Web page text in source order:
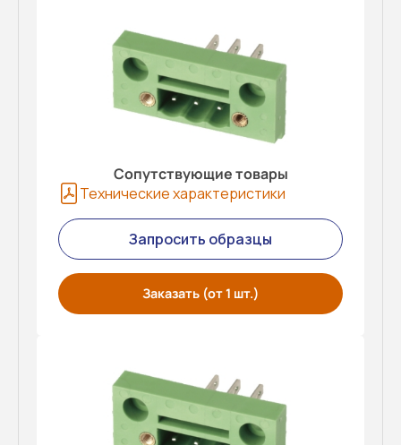
Сопутствующие товары
Технические характеристики
Запросить образцы
Заказать (от 1 шт.)